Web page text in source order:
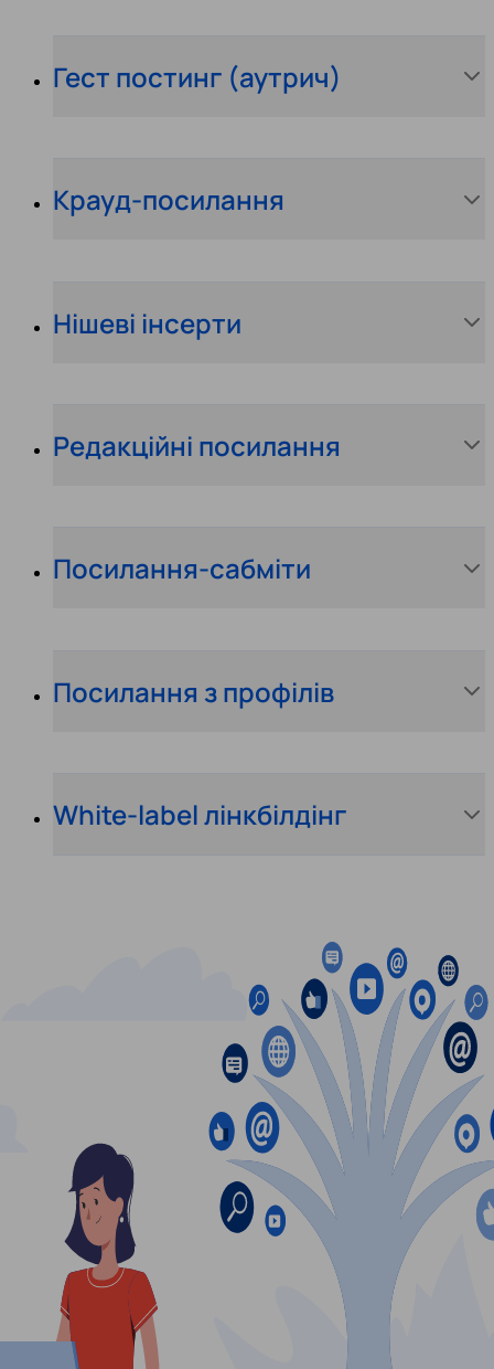
Гест постинг (аутрич)
Крауд-посилання
Нішеві інсерти
Редакційні посилання
Посилання-сабміти
Посилання з профілів
White-label лінкбілдінг